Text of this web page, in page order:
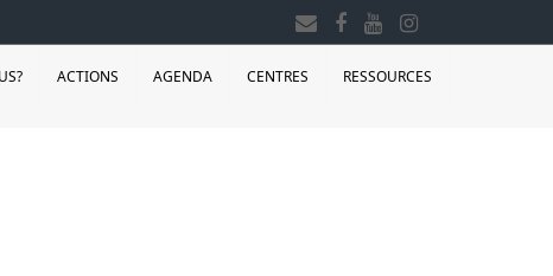
ACTIONS AGENDA CENTRES RESSOURCES